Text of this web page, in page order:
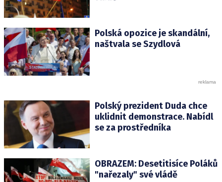
Polská opozice je skandální,
naštvala se Szydlová
Polský prezident Duda chce
uklidnit demonstrace. Nabídl
se za prostředníka
OBRAZEM: Desetitisíce Poláků
"nařezaly" své vládě